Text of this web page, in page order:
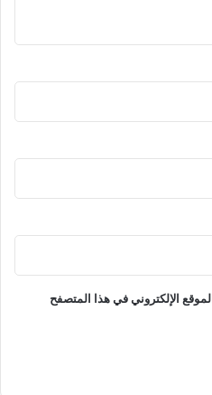
الإلكتروني في هذا المتصفح